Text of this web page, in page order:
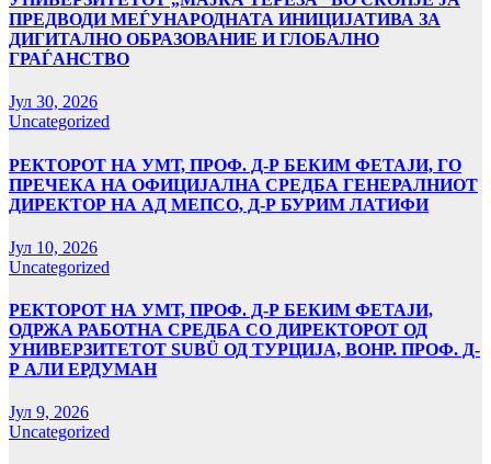
ПРЕДВОДИ МЕЃУНАРОДНАТА ИНИЦИЈАТИВА ЗА
ДИГИТАЛНО ОБРАЗОВАНИЕ И ГЛОБАЛНО
ГРАЃАНСТВО
Јул 30, 2026
Uncategorized
РЕКТОРОТ НА УМТ, ПРОФ. Д-Р БЕКИМ ФЕТАЈИ, ГО
ПРЕЧЕКА НА ОФИЦИЈАЛНА СРЕДБА ГЕНЕРАЛНИОТ
ДИРЕКТОР НА АД МЕПСО, Д-Р БУРИМ ЛАТИФИ
Јул 10, 2026
Uncategorized
РЕКТОРОТ НА УМТ, ПРОФ. Д-Р БЕКИМ ФЕТАЈИ,
ОДРЖА РАБОТНА СРЕДБА СО ДИРЕКТОРОТ ОД
УНИВЕРЗИТЕТОТ SUBÜ ОД ТУРЦИЈА, ВОНР. ПРОФ. Д-
Р АЛИ ЕРДУМАН
Јул 9, 2026
Uncategorized